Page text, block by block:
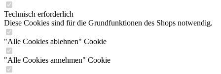
Technisch erforderlich
Diese Cookies sind für die Grundfunktionen des Shops notwendig.
"Alle Cookies ablehnen" Cookie
"Alle Cookies annehmen" Cookie